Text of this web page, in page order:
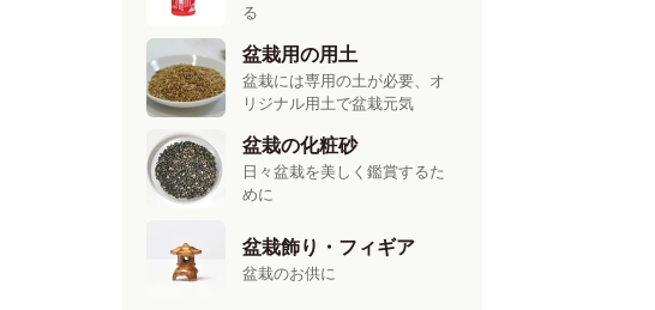
る
盆栽用の用土
盆栽には専用の土が必要、オ
リジナル用土で盆栽元気
盆栽の化粧砂
日々盆栽を美しく鑑賞するた
めに
盆栽飾り・フィギア
盆栽のお供に